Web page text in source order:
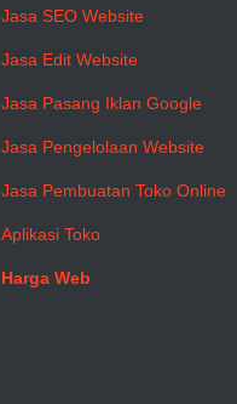
Jasa SEO Website
Jasa Edit Website
Jasa Pasang Iklan Google
Jasa Pengelolaan Website
Jasa Pembuatan Toko Online
Aplikasi Toko
Harga Web